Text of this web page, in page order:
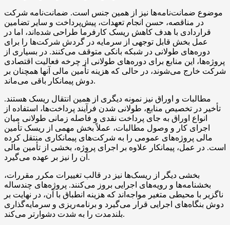
موضوع ضمانت‌نامه‌ها نیز از همین جنس است. ضمانت‌نامه شرکت
در مناقصه، حسن انجام تعهدات، پیش‌پرداخت و سایر تضامین
قراردادی با هدف کاهش ریسک کارفرما طراحی شده‌اند، اما در
عمل بخش قابل توجهی از سرمایه در گردش شرکت‌ها را برای
دوره‌های طولانی در شبکه بانکی متوقف می‌کنند. در بسیاری از
پروژه‌ها، این منابع برای دوره‌های طولانی از چرخه فعالیت اقتصادی
شرکت خارج می‌شوند، در حالی که هزینه تأمین مالی آنها همچنان بر
دوش پیمانکار باقی می‌ماند.
مطالبات و اوراق نیز نمونه دیگری از همین انتقال ریسک هستند.
تأخیر در تخصیص منابع، طولانی شدن فرآیند پرداخت‌ها، استفاده از
انواع اوراق به جای پرداخت نقدی و فاصله زمانی طولانی میان
اجرای کار و وصول مطالبات، عملاً بخش مهمی از ریسک تأمین
مالی پروژه‌های عمومی را به شرکت‌های پیمانکاری منتقل کرده
است. در عمل، پیمانکار علاوه بر اجرای پروژه، بخشی از تأمین مالی
آن را نیز بر عهده می‌گیرد.
بخشی دیگر از ریسک‌ها نیز در قالب تغییرات مکرر مقررات،
بخشنامه‌ها و رویه‌های اجرایی بروز می‌کنند. پروژه‌های چندساله
ناگزیر با محیطی متغیر مواجه‌اند که هزینه انطباق با آن، در نهایت بر
دوش بنگاه‌های اجرایی قرار می‌گیرد و برنامه‌ریزی و سرمایه‌گذاری
بلندمدت را به شدت دشوارتر می‌کند.